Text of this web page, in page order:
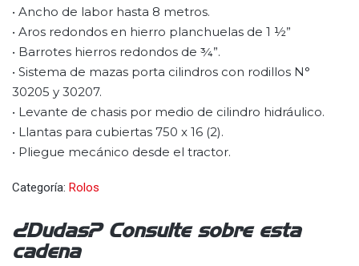
• Ancho de labor hasta 8 metros.
• Aros redondos en hierro planchuelas de 1 ½”
• Barrotes hierros redondos de ¾”.
• Sistema de mazas porta cilindros con rodillos N°
30205 y 30207.
• Levante de chasis por medio de cilindro hidráulico.
• Llantas para cubiertas 750 x 16 (2).
• Pliegue mecánico desde el tractor.
Categoría: Rolos
¿Dudas? Consulte sobre esta
cadena